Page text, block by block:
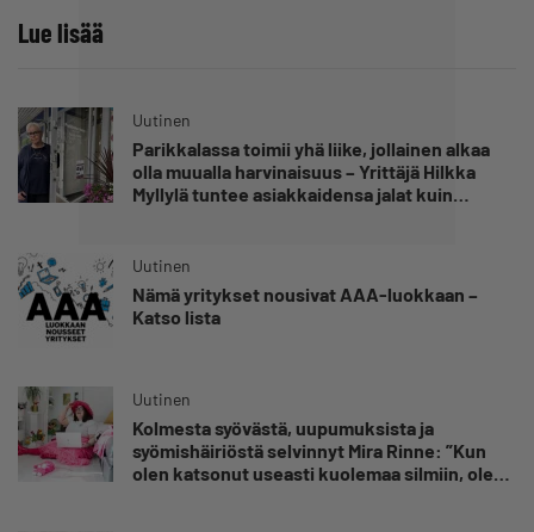
Lue lisää
Uutinen
Parikkalassa toimii yhä liike, jollainen alkaa
olla muualla harvinaisuus – Yrittäjä Hilkka
Myllylä tuntee asiakkaidensa jalat kuin
Uutinen
Nämä yritykset nousivat AAA-luokkaan –
Katso lista
Uutinen
Kolmesta syövästä, uupumuksista ja
syömishäiriöstä selvinnyt Mira Rinne: ”Kun
olen katsonut useasti kuolemaa silmiin, olen